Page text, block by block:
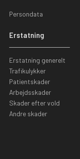
Persondata
Erstatning
Erstatning generelt
Trafikulykker
Patientskader
Arbejdsskader
Skader efter vold
Andre skader